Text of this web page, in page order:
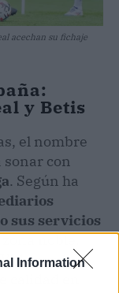
Information
y el
con la
por si el
enEuropa.
se sintió
en el
con
una opción
íntimo.